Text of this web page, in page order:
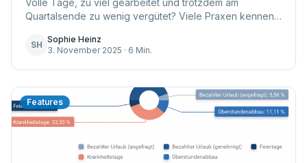
Volle Tage, zu viel gearbeitet und trotzdem am
Quartalsende zu wenig vergütet? Viele Praxen kennen
verlieren Arztpraxen Geld, da sie das quali...
SH
Sophie Heinz
3. November 2025 · 6 Min.
Features